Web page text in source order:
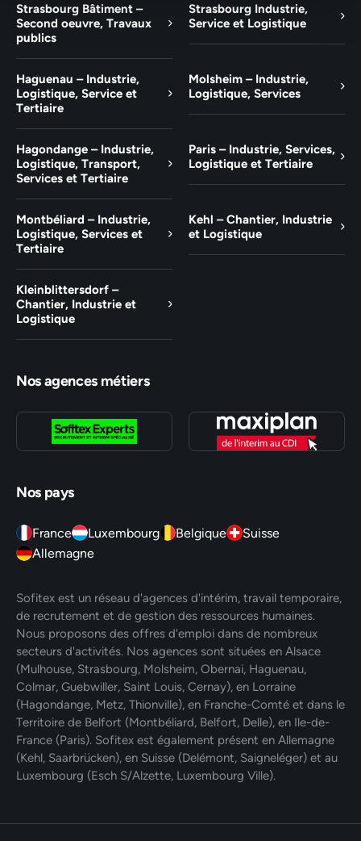
Strasbourg Bâtiment –
Second oeuvre, Travaux
publics
Strasbourg Industrie,
Service et Logistique
Haguenau – Industrie,
Logistique, Service et
Tertiaire
Molsheim – Industrie,
Logistique, Services
Hagondange – Industrie,
Logistique, Transport,
Services et Tertiaire
Paris – Industrie, Services,
Logistique et Tertiaire
Montbéliard – Industrie,
Logistique, Services et
Tertiaire
Kehl – Chantier, Industrie
et Logistique
Kleinblittersdorf –
Chantier, Industrie et
Logistique
Nos agences métiers
Nos pays
France Luxembourg Belgique
Suisse
Allemagne
Sofitex est un réseau d'agences d'intérim, travail temporaire,
de recrutement et de gestion des ressources humaines.
Nous proposons des offres d'emploi dans de nombreux
secteurs d'activités. Nos agences sont situées en Alsace
(Mulhouse, Strasbourg, Molsheim, Obernai, Haguenau,
Colmar, Guebwiller, Saint Louis, Cernay), en Lorraine
(Hagondange, Metz, Thionville), en Franche-Comté et dans le
Territoire de Belfort (Montbéliard, Belfort, Delle), en Ile-de-
France (Paris). Sofitex est également présent en Allemagne
(Kehl, Saarbrücken), en Suisse (Delémont, Saigneléger) et au
Luxembourg (Esch S/Alzette, Luxembourg Ville).